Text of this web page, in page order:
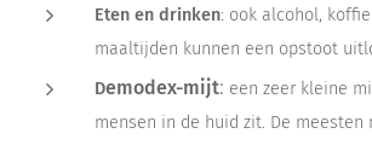
Eten en drinken: ook alcohol,
maaltijden kunnen een opstoot
Demodex-mijt: een zeer kleine
mensen in de huid zit. De meesten